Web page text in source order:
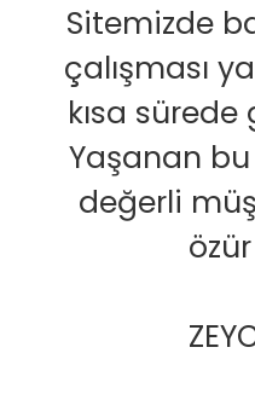
Sitemizde
çalışması
kısa
Yaşanan
değerli